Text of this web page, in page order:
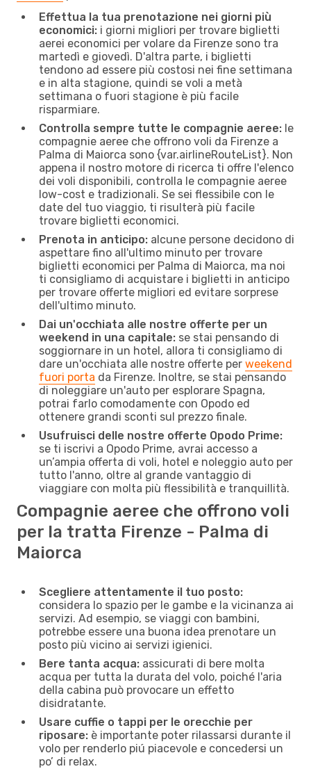
Effettua la tua prenotazione nei giorni più
economici: i giorni migliori per trovare biglietti
aerei economici per volare da Firenze sono tra
martedì e giovedì. D'altra parte, i biglietti
tendono ad essere più costosi nei fine settimana
e in alta stagione, quindi se voli a metà
settimana o fuori stagione è più facile
risparmiare.
Controlla sempre tutte le compagnie aeree: le
compagnie aeree che offrono voli da Firenze a
Palma di Maiorca sono {​var.airlineRouteList}. Non
appena il nostro motore di ricerca ti offre l'elenco
dei voli disponibili, controlla le compagnie aeree
low-cost e tradizionali. Se sei flessibile con le
date del tuo viaggio, ti risulterà più facile
trovare biglietti economici.
Prenota in anticipo: alcune persone decidono di
aspettare fino all'ultimo minuto per trovare
biglietti economici per Palma di Maiorca, ma noi
ti consigliamo di acquistare i biglietti in anticipo
per trovare offerte migliori ed evitare sorprese
dell'ultimo minuto.
Dai un'occhiata alle nostre offerte per un
weekend in una capitale: se stai pensando di
soggiornare in un hotel, allora ti consigliamo di
dare un'occhiata alle nostre offerte per weekend
fuori porta da Firenze. Inoltre, se stai pensando
di noleggiare un'auto per esplorare Spagna,
potrai farlo comodamente con Opodo ed
ottenere grandi sconti sul prezzo finale.
Usufruisci delle nostre offerte Opodo Prime:
se ti iscrivi a Opodo Prime, avrai accesso a
un’ampia offerta di voli, hotel e noleggio auto per
tutto l'anno, oltre al grande vantaggio di
viaggiare con molta più flessibilità e tranquillità.
Compagnie aeree che offrono voli
per la tratta Firenze - Palma di
Maiorca
Scegliere attentamente il tuo posto:
considera lo spazio per le gambe e la vicinanza ai
servizi. Ad esempio, se viaggi con bambini,
potrebbe essere una buona idea prenotare un
posto più vicino ai servizi igienici.
Bere tanta acqua: assicurati di bere molta
acqua per tutta la durata del volo, poiché l'aria
della cabina può provocare un effetto
disidratante.
Usare cuffie o tappi per le orecchie per
riposare: è importante poter rilassarsi durante il
volo per renderlo piú piacevole e concedersi un
po’ di relax.